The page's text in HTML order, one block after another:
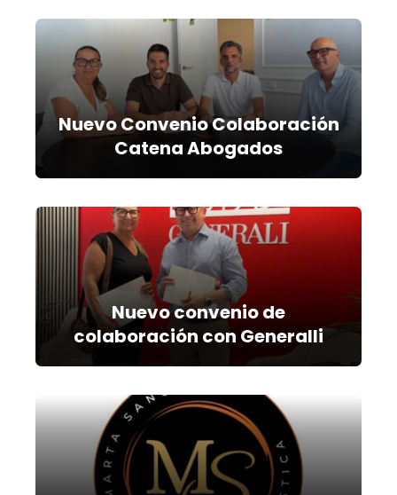
Nuevo Convenio Colaboración
Catena Abogados
Nuevo convenio de
colaboración con Generalli